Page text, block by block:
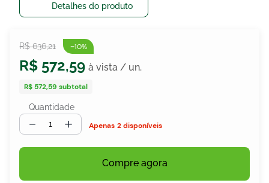
Detalhes do produto
R$ 636,21 -10%
R$ 572,59
R$ 572,59 subtotal
Quantidade
＋
－ 2 disponíveis
Compre agora